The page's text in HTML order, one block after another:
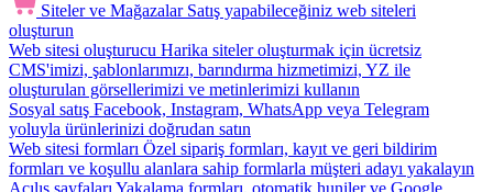
Siteler ve Mağazalar Satış yapabileceğiniz web siteleri
oluşturun
Web sitesi oluşturucu Harika siteler oluşturmak için ücretsiz
CMS'imizi, şablonlarımızı, barındırma hizmetimizi, YZ ile
oluşturulan görsellerimizi ve metinlerimizi kullanın
Sosyal satış Facebook, Instagram, WhatsApp veya Telegram
yoluyla ürünlerinizi doğrudan satın
Web sitesi formları Özel sipariş formları, kayıt ve geri bildirim
formları ve koşullu alanlara sahip formlarla müşteri adayı yakalayın
Açılış sayfaları Yakalama formları, otomatik huniler ve Google